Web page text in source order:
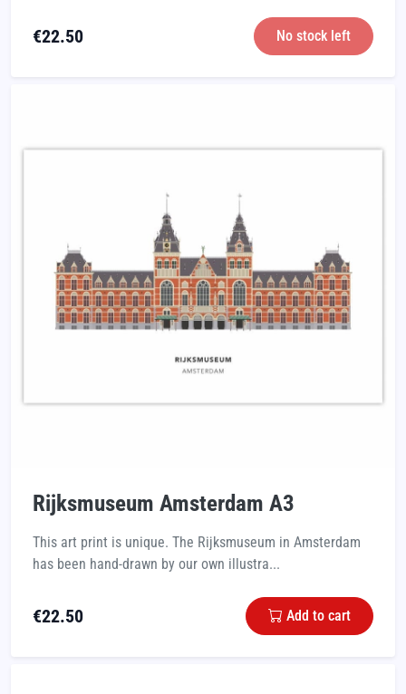
€22.50 No stock left
Rijksmuseum Amsterdam A3
This art print is unique. The Rijksmuseum in Amsterdam
has been hand-drawn by our own illustra...
€22.50 Add to cart